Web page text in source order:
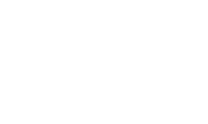
aléatoirement dans le temps (Google
minimum de 10 secondes afin
que différents Navigateurs et OS. ✅
(option Mots-clés uniquement). ✅
CTR du mot-clé. ✅ Possibilité de suivre
Proxies utilisés, d'Adblock, ou d'Iframes. ✅